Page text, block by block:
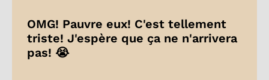
OMG! Pauvre eux! C'est tellement
triste! J'espère que ça ne n'arrivera
pas! 😭